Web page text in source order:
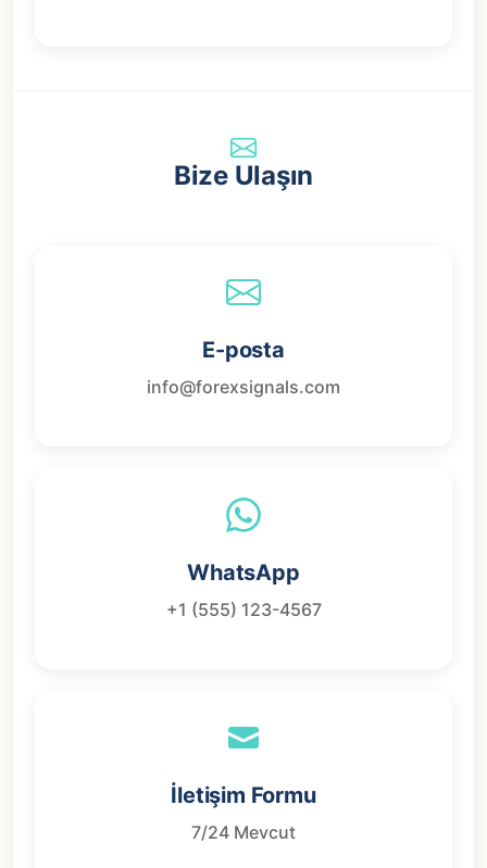
Bize Ulaşın
E-posta
info@forexsignals.com
WhatsApp
+1 (555) 123-4567
İletişim Formu
7/24 Mevcut